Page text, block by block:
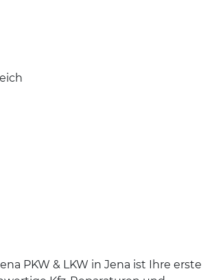
PKW & LKW in Jena ist Ihre erste